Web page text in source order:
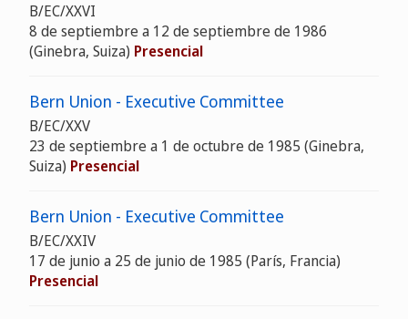
B/EC/XXVI
8 de septiembre a 12 de septiembre de 1986
(Ginebra, Suiza) Presencial
Bern Union - Executive Committee
B/EC/XXV
23 de septiembre a 1 de octubre de 1985 (Ginebra,
Suiza) Presencial
Bern Union - Executive Committee
B/EC/XXIV
17 de junio a 25 de junio de 1985 (París, Francia)
Presencial